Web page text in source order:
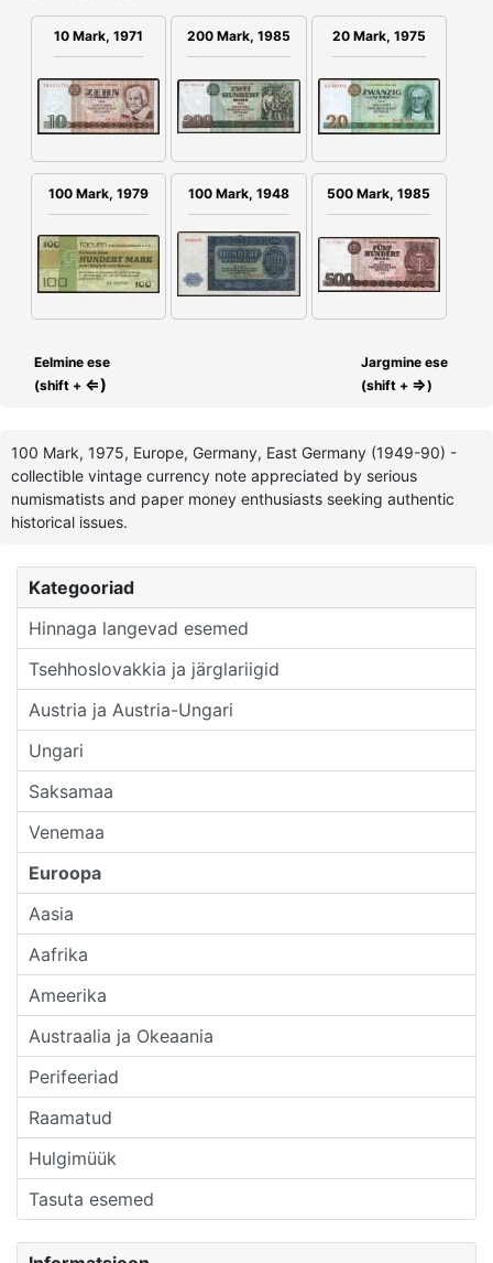
Kategooriad
Hinnaga langevad esemed
Tsehhoslovakkia ja järglariigid
Austria ja Austria-Ungari
Ungari
Saksamaa
Venemaa
Euroopa
Aasia
Aafrika
Ameerika
Austraalia ja Okeaania
Perifeeriad
Raamatud
Hulgimüük
Tasuta esemed
10 Mark, 1971 200 Mark, 1985 20 Mark, 1975
100 Mark, 1979 100 Mark, 1948 500 Mark, 1985
Eelmine ese
(shift + ⇐)
Jargmine ese
(shift + ⇒)
100 Mark, 1975, Europe, Germany, East Germany (1949-90) -
collectible vintage currency note appreciated by serious
numismatists and paper money enthusiasts seeking authentic
historical issues.